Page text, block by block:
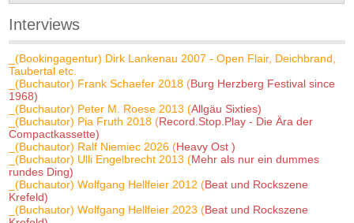
Interviews
_(Bookingagentur) Dirk Lankenau 2007 - Open Flair, Deichbrand,
Taubertal etc.
_(Buchautor) Frank Schaefer 2018 (Burg Herzberg Festival since
1968)
_(Buchautor) Peter M. Roese 2013 (Allgäu Sixties)
_(Buchautor) Pia Fruth 2018 (Record.Stop.Play - Die Ära der
Compactkassette)
_(Buchautor) Ralf Niemiec 2026 (Heavy Ost )
_(Buchautor) Ulli Engelbrecht 2013 (Mehr als nur ein dummes
rundes Ding)
_(Buchautor) Wolfgang Hellfeier 2012 (Beat und Rockszene
Krefeld)
_(Buchautor) Wolfgang Hellfeier 2023 (Beat und Rockszene